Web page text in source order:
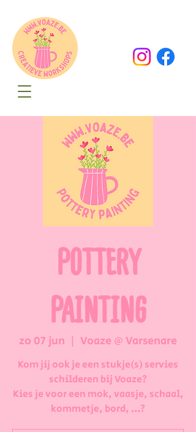
POTTERY
PAINTING
zo 07 jun
  |
Voaze @ Varsenare
Kom jij ook je een stukje(s) servies
schilderen bij Voaze?
Kies je voor een mok, vaasje, schaal,
kommetje, bord, ...?